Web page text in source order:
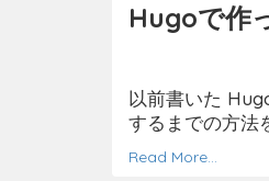
Hugoで作
以前書いた
するまでの方法
Read More…